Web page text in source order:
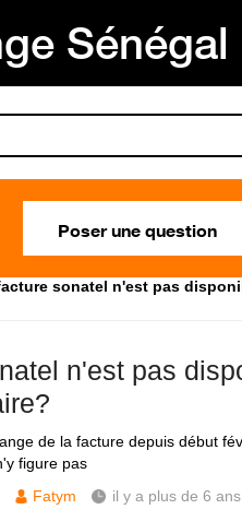
Sénégal
Poser une question
sonatel n'est pas
n'est pas
de la facture depuis début
figure pas
Fatym il y a plus de 6 ans